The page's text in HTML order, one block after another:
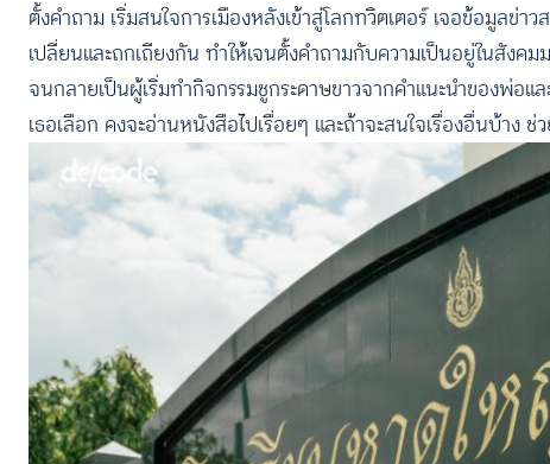
ตั้งคำถาม เริ่มสนใจการเมืองหลังเข้าสู่โลกทวิตเตอร์ เจอข้อมูลข่
เปลี่ยนและถกเถียงกัน ทำให้เจนตั้งคำถามกับความเป็นอยู่ในสั
จนกลายเป็นผู้เริ่มทำกิจกรรมชูกระดาษขาวจากคำแนะนำของพ่อแ
เธอเลือก คงจะอ่านหนังสือไปเรื่อยๆ และถ้าจะสนใจเรื่องอื่นบ้าง